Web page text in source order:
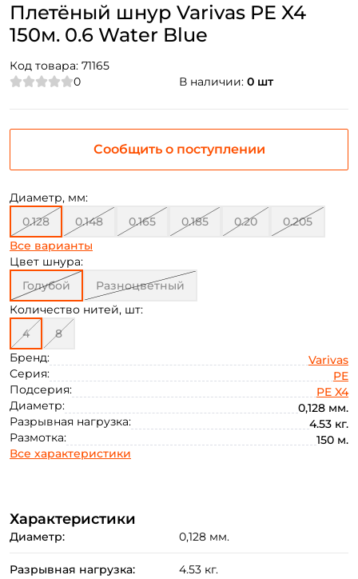
Плетёный шнур Varivas PE X4
150м. 0.6 Water Blue
Код товара: 71165
0
В наличии: 0 шт
Диаметр, мм:
0.128
0.148 0.165 0.185 0.20 0.205
0.235
Все варианты
Цвет шнура:
Голубой
Разноцветный
Количество нитей, шт:
4
8
Бренд:
Varivas
Серия:
PE
Подсерия:
PE X4
Диаметр:
0,128 мм.
Разрывная нагрузка:
4.53 кг.
Размотка:
150 м.
Все характеристики
Сообщить о поступлении
Характеристики
Диаметр: 0,128 мм.
Разрывная нагрузка: 4.53 кг.